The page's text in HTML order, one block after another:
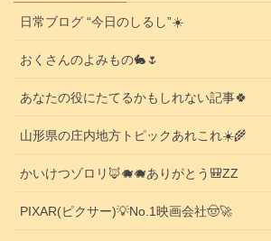
日常ブログ “今日のしるし”☀️
おくさんのよみもの🐇🌷
あなたの役にたてるかもしれない記事🍀
山形県の庄内地方トピックあれこれ☀️🌾
かいけつゾロリ🦊🐗🐗ありがとう🎒ZZ
PIXAR(ピクサー)💡No.1映画会社🤠🚀